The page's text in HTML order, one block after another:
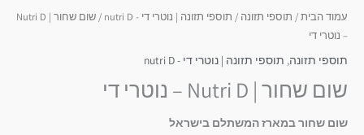
עמוד הבית/ תוספי תזונה / תוספי תזונה | נוטרי די - nutri D
/ שום שחור | Nutri D
– נוטרי די
תוספי תזונה, תוספי תזונה | נוטרי די - nutri D
שום שחור | Nutri D – נוטרי די
שום שחור במארז המשתלם בישראל